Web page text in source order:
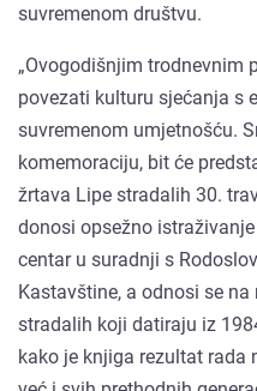
suvremenom društvu.
„Ovogodišnjim trodnevnim
povezati kulturu sjećanja s
suvremenom umjetnošću.
komemoraciju, bit će
žrtava Lipe stradalih 30.
donosi opsežno
centar u suradnji s
Kastavštine, a odnosi se
stradalih koji datiraju iz
kako je knjiga rezultat rada